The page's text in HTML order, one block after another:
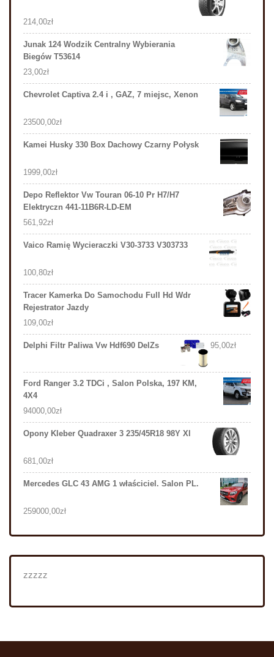
214,00zł
Junak 124 Wodzik Centralny Wybierania
Biegów T53614
23,00zł
Chevrolet Captiva 2.4 i , GAZ, 7 miejsc, Xenon
23500,00zł
Kamei Husky 330 Box Dachowy Czarny Połysk
1999,00zł
Depo Reflektor Vw Touran 06-10 Pr H7/H7
Elektryczn 441-11B6R-LD-EM
561,92zł
Vaico Ramię Wycieraczki V30-3733 V303733
100,80zł
Tracer Kamerka Do Samochodu Full Hd Wdr
Rejestrator Jazdy
109,00zł
Delphi Filtr Paliwa Vw Hdf690 DelZs 95,00zł
Ford Ranger 3.2 TDCi , Salon Polska, 197 KM,
4X4
94000,00zł
Opony Kleber Quadraxer 3 235/45R18 98Y Xl
681,00zł
Mercedes GLC 43 AMG 1 właściciel. Salon PL.
259000,00zł
zzzzz